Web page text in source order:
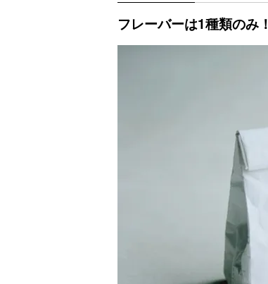
フレーバーは1種類のみ！